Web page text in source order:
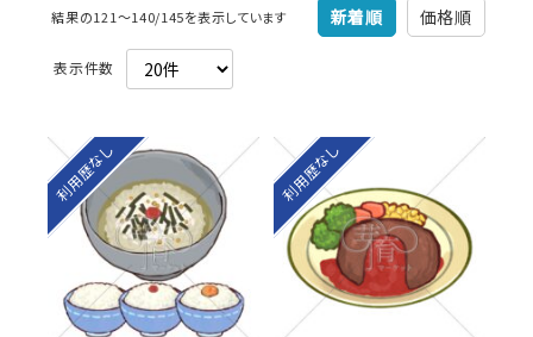
新着順 価格順
結果の121～140/145を表示しています
利用歴なし 利用歴なし